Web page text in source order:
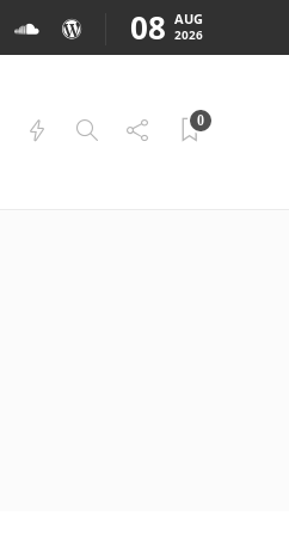
08 AUG
2026
0